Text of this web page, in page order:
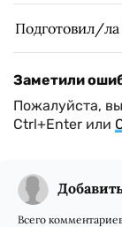
Подготовил/
Заметили
Пожалуйста,
Ctrl+Enter или
Всего